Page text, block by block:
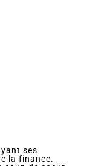
ses
la finance.